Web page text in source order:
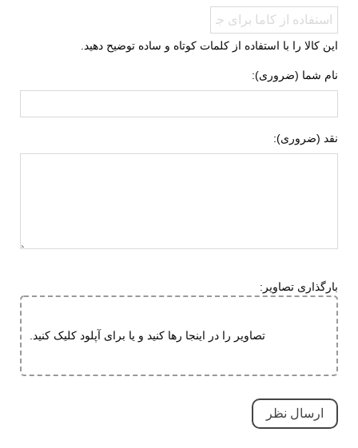
ویژگی کفی داخلی
کفش
لاستیک هامتو
ویژگی های زیره
مقاوم در برابر سایش
تخصصی
این کالا را با استفاده از کلمات کوتاه و ساده توضیح دهید.
نام شما (ضروری):
نقد (ضروری):
بارگذاری تصاویر:
تصاویر را در اینجا رها کنید و یا برای آپلود کلیک کنید.